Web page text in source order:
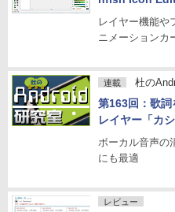
レイヤー機能や
ニメーションカ
連載 杜の
第163回：歌
レイヤー「カ
ボーカル音声の
にも最適
レビュー